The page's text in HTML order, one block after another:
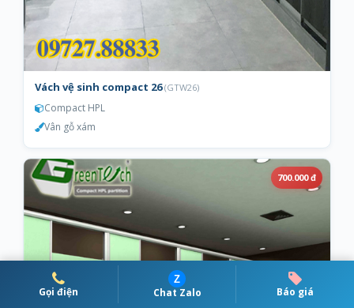
Gọi điện
Z
Chat Zalo Báo giá
Vách vệ sinh compact 26(GTW26)
Compact HPL
Vân gỗ xám
700.000 đ